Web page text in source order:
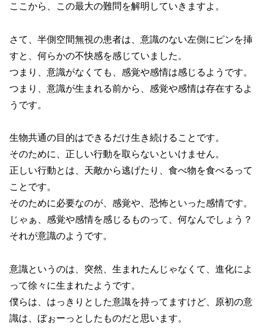
ここから、この最大の難問を解明していきますよ。
さて、半側空間無視の患者は、意識のない左側にピンを挿
すと、何らかの不快感を感じていました。
つまり、意識がなくても、感覚や感情は感じるようです。
つまり、意識が生まれる前から、感覚や感情は存在するよ
うです。
生物共通の目的はできるだけ生き続けることです。
そのために、正しい行動を取らないといけません。
正しい行動とは、天敵から逃げたり、食べ物を食べるって
ことです。
そのために必要なのが、感覚や、恐怖といった感情です。
じゃぁ、感覚や感情を感じるものって、何なんでしょう？
それが意識のようです。
意識というのは、突然、生まれたんじゃなくて、進化によ
って徐々に生まれたようです。
僕らは、はっきりとした意識を持ってますけど、原初の意
識は、ぼぉーっとしたものだと思います。